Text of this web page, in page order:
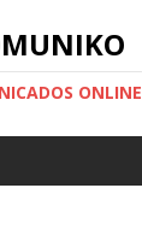
ONLINE